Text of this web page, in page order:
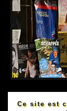
Ce site est